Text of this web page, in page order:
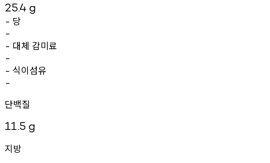
25.4 g
- 당
-
- 대체 감미료
-
- 식이섬유
-
단백질
11.5 g
지방